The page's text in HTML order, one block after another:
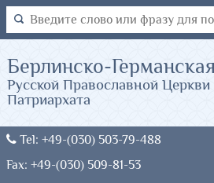
Tel: +49-(030) 503-79-488
Fax: +49-(030) 509-81-53
Берлинско-
Русской Православной Церкви
Патриархата